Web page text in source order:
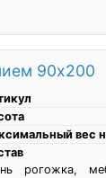
90х200
вес
рогожка,